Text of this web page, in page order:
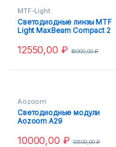
MTF-Light
Светодиодные линзы MTF
Light MaxBeam Compact 2
12550,00 ₽ 18000,00₽
Aozoom
Светодиодные модули
Aozoom A29
10000,00 ₽ 13500,00₽